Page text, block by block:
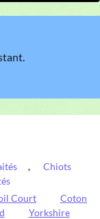
,
Chiots
Court
Coton
Yorkshire